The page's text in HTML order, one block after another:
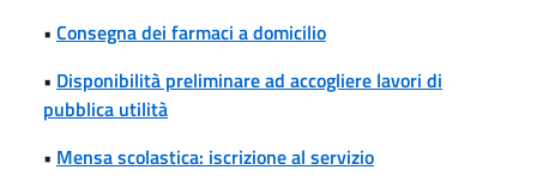
• Consegna dei farmaci a domicilio
• Disponibilità preliminare ad accogliere lavori di
pubblica utilità
• Mensa scolastica: iscrizione al servizio